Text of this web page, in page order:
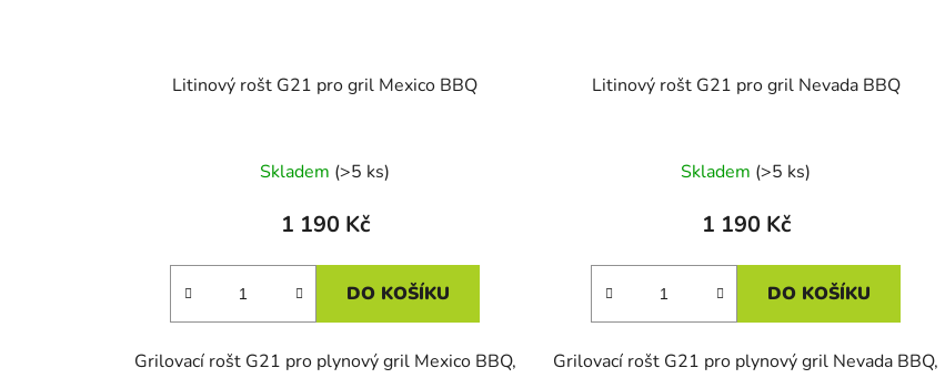
Litinový rošt G21 pro gril Mexico BBQ
Skladem (>5 ks)
1 190 Kč
DO KOŠÍKU
Grilovací rošt G21 pro plynový gril Mexico BBQ,
Litinový rošt G21 pro gril Nevada BBQ
Skladem (>5 ks)
1 190 Kč
DO KOŠÍKU
Grilovací rošt G21 pro plynový gril Nevada BBQ,